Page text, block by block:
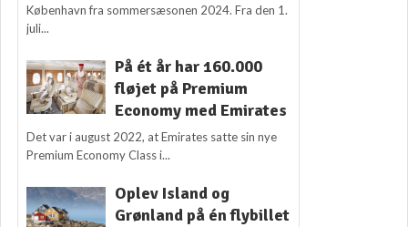
København fra sommersæsonen 2024. Fra den 1.
juli...
På ét år har 160.000
fløjet på Premium
Economy med Emirates
Det var i august 2022, at Emirates satte sin nye
Premium Economy Class i...
Oplev Island og
Grønland på én flybillet